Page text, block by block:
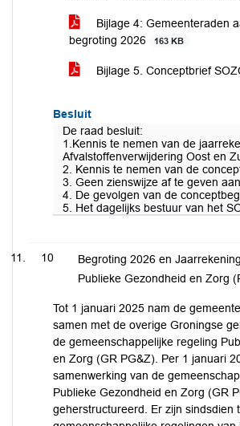
Bijlage 4: Gemeenteraden
begroting 2026
163 KB
Bijlage 5. Conceptbrief
Besluit
De raad besluit:
1.Kennis te nemen van de
Afvalstoffenverwijdering Oost en
2. Kennis te nemen van de
3. Geen zienswijze af te geven
4. De gevolgen van de
5. Het dagelijks bestuur van het
10
Begroting 2026 en
Publieke Gezondheid en Zorg
Tot 1 januari 2025 nam de
samen met de overige Groningse
de gemeenschappelijke regeling
en Zorg (GR PG&Z). Per 1 januari
samenwerking van de
Publieke Gezondheid en Zorg (GR
geherstructureerd. Er zijn sindsdien